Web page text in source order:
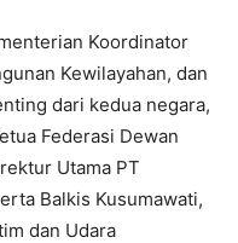
Koordinator
Kewilayahan, dan
dari kedua negara,
Federasi Dewan
Utama PT
Balkis Kusumawati,
dan Udara